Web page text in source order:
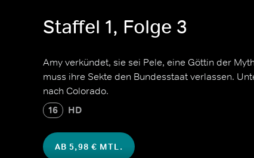
Staffel 1, Folge 3
Amy verkündet, sie sei Pele, eine Göttin der
muss ihre Sekte den Bundesstaat verlassen.
nach Colorado.
16 HD
AB 5,98 € MTL.